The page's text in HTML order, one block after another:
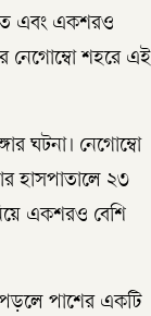
এবং একশরও
নেগোম্বো শহরে এই
ঘটনা। নেগোম্বো
হাসপাতালে ২৩
একশরও বেশি
পড়লে পাশের একটি